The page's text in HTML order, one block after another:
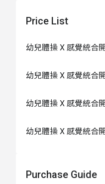
Price List
幼兒體操 X 感覺統合
幼兒體操 X 感覺統合
幼兒體操 X 感覺統合
幼兒體操 X 感覺統合
Purchase Guide